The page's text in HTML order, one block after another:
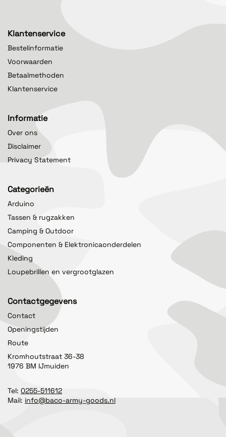
Klantenservice
Bestelinformatie
Voorwaarden
Betaalmethoden
Klantenservice
Informatie
Over ons
Disclaimer
Privacy Statement
Categorieën
Arduino
Tassen & rugzakken
Camping & Outdoor
Componenten & Elektronicaonderdelen
Kleding
Loupebrillen en vergrootglazen
Contactgegevens
Contact
Openingstijden
Route
Kromhoutstraat 36-38
1976 BM IJmuiden
Tel: 0255-511612
Mail: info@baco-army-goods.nl